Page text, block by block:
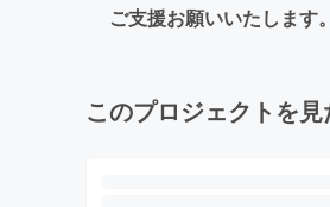
ご支援お願いいたします
このプロジェクトを